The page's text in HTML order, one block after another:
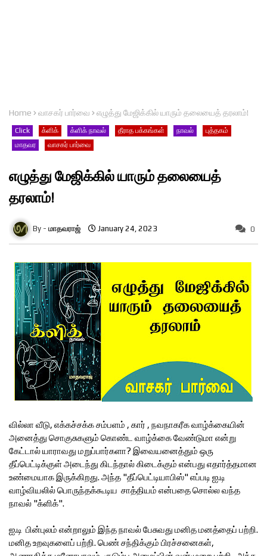
Home வாசகர் பார்வை எழுத்து மேஜிக்கில் யாரும் தலையைத் தரலாம்!
Click க்ளிக் க்ளிக் நாவல் தீராத பக்கங்கள் நாவல்
புத்தகம்
மாதவர
வாசகர் பார்வை
எழுத்து மேஜிக்கில் யாரும் தலையைத்
தரலாம்!
மாதவராஜ் January 24, 2023 0
வில்லா வீடு, எக்கச்சக்க சம்பளம் , கார் , நவநாகரீக வாழ்க்கையின்
அனைத்து சொகுசுகளும் கொண்ட வாழ்க்கை வேண்டுமா என்று
கேட்டால் யாராவது மறுப்பார்களா? இவையனைத்தும் ஒரு
தீப்பெட்டிக்குள் அடைந்து கிடந்தால் கிடைக்கும் என்பது எதார்த்தமான
உண்மையாக இருக்கிறது. அந்த "தீப்பெட்டியாபிஸ்" எப்படி ஐ.டி
வாழ்வியலில் பொருந்தக்கூடிய சாத்தியம் என்பதை சொல்ல வந்த
நாவல் "க்ளிக்".
ஐ.டி பின்புலம் என்றாலும் இந்த நாவல் பேசுவது மனித மனத்தைப் பற்றி.
மனித உறவுகளைப் பற்றி. பெண் சந்திக்கும் பிரச்சனைகள்,